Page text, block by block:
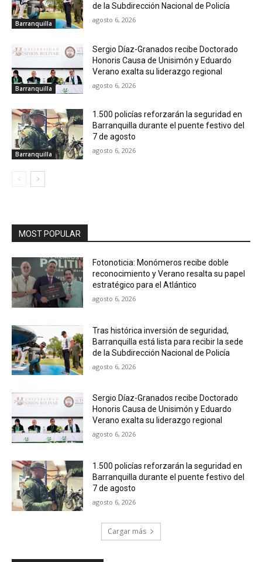
Barranquilla
de la Subdirección Nacional de Policía
agosto 6, 2026
Barranquilla
Sergio Díaz-Granados recibe Doctorado
Honoris Causa de Unisimón y Eduardo
Verano exalta su liderazgo regional
agosto 6, 2026
Barranquilla
1.500 policías reforzarán la seguridad en
Barranquilla durante el puente festivo del
7 de agosto
agosto 6, 2026
MOST POPULAR
Fotonoticia: Monómeros recibe doble
reconocimiento y Verano resalta su papel
estratégico para el Atlántico
agosto 6, 2026
Tras histórica inversión de seguridad,
Barranquilla está lista para recibir la sede
de la Subdirección Nacional de Policía
agosto 6, 2026
Sergio Díaz-Granados recibe Doctorado
Honoris Causa de Unisimón y Eduardo
Verano exalta su liderazgo regional
agosto 6, 2026
1.500 policías reforzarán la seguridad en
Barranquilla durante el puente festivo del
7 de agosto
agosto 6, 2026
Cargar más